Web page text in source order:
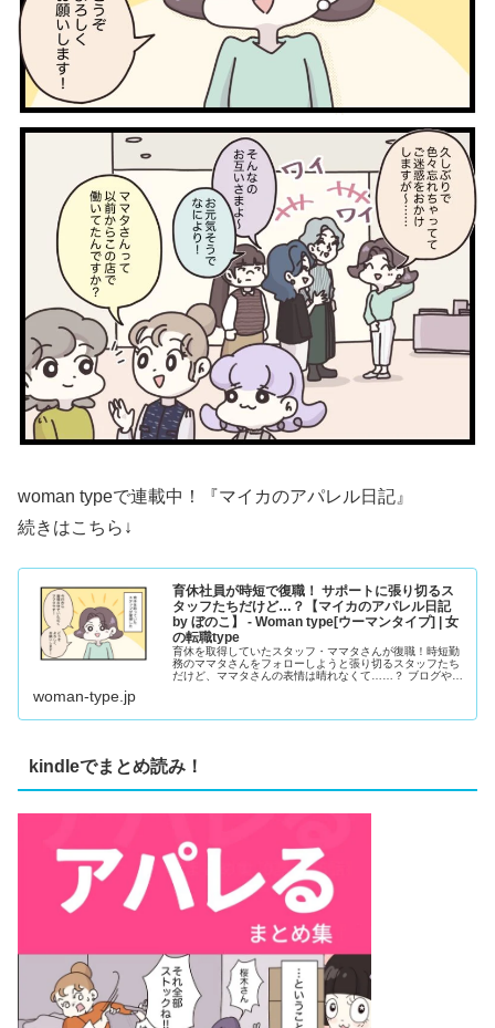
woman typeで連載中！『マイカのアパレル日記 』
続きはこちら↓
育休社員が時短で復職！ サポートに張り切るス
タッフたちだけど…？【マイカのアパレル日記
by ぼのこ】 - Woman type[ウーマンタイプ] | 女
の転職type
育休を取得していたスタッフ・ママタさんが復職！時短勤
務のママタさんをフォローしようと張り切るスタッフたち
だけど、ママタさんの表情は晴れなくて……？ ブログや
woman-type.jp
kindleでまとめ読み！